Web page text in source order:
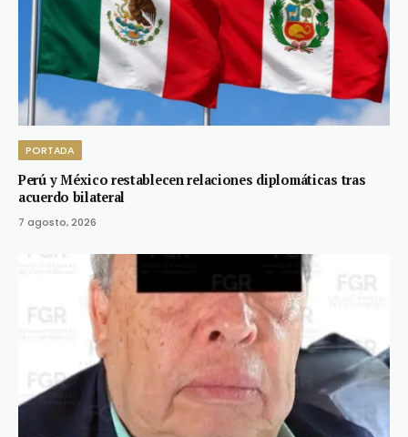
PORTADA
Perú y México restablecen relaciones diplomáticas tras
acuerdo bilateral
7 agosto, 2026